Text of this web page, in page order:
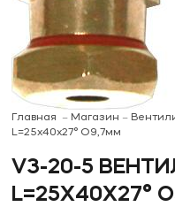
Главная Магазин
L=25x40x27° O9,7мм
V3-20-5
L=25X40X27°